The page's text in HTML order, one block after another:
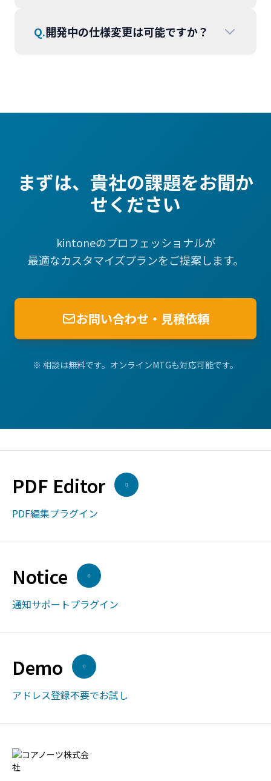
Q.開発中の仕様変更は可能ですか？
まずは、貴社の課題をお聞か
せください
kintoneのプロフェッショナルが
最適なカスタマイズプランをご提案します。
お問い合わせ・見積依頼
※ 相談は無料です。オンラインMTGも対応可能です。
PDF Editor
PDF編集プラグイン
Notice
通知サポートプラグイン
Demo
アドレス登録不要でお試し